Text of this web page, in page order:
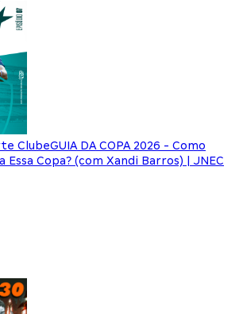
ClubeGUIA DA COPA 2026 - Como
Essa Copa? (com Xandi Barros) | JNEC